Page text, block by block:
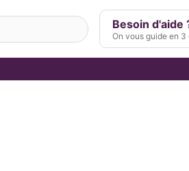
Besoin d'aide
On vous guide en 3